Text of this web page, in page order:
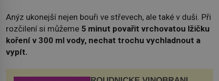
Anýz ukonejší nejen bouři ve střevech, ale také v duši. Při
rozčilení si můžeme 5 minut povařit vrchovatou lžičku
koření v 300 ml vody, nechat trochu vychladnout a
vypít.